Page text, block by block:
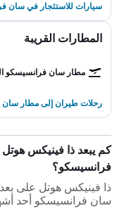
سيارات للاستئجار في سان
المطارات القريبة
مطار سان فرانسيسكو
رحلات طيران إلى مطار سان
كم يبعد ذا فينيكس
فرانسيسكو؟
سان فرانسيسكو أحد